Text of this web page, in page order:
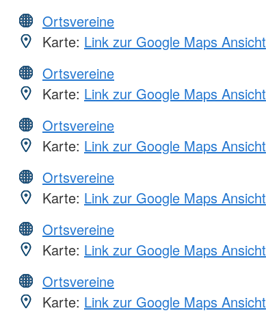
Ortsvereine
Karte: Link zur Google Maps Ansicht
Ortsvereine
Karte: Link zur Google Maps Ansicht
Ortsvereine
Karte: Link zur Google Maps Ansicht
Ortsvereine
Karte: Link zur Google Maps Ansicht
Ortsvereine
Karte: Link zur Google Maps Ansicht
Ortsvereine
Karte: Link zur Google Maps Ansicht